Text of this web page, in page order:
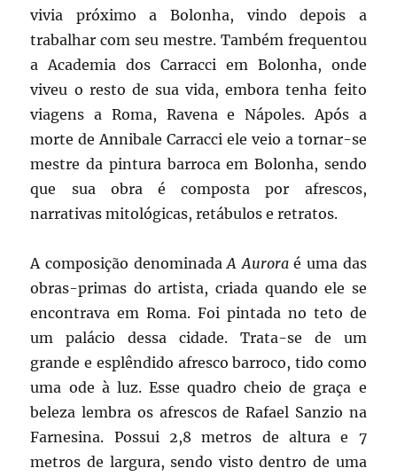
vivia próximo a Bolonha, vindo depois a
trabalhar com seu mestre. Também frequentou
a Academia dos Carracci em Bolonha, onde
viveu o resto de sua vida, embora tenha feito
viagens a Roma, Ravena e Nápoles. Após a
morte de Annibale Carracci ele veio a tornar-se
mestre da pintura barroca em Bolonha, sendo
que sua obra é composta por afrescos,
narrativas mitológicas, retábulos e retratos.
A composição denominadaA Auroraé uma das
obras-primas do artista, criada quando ele se
encontrava em Roma. Foi pintada no teto de
um palácio dessa cidade. Trata-se de um
grande e esplêndido afresco barroco, tido como
uma ode à luz. Esse quadro cheio de graça e
beleza lembra os afrescos de Rafael Sanzio na
Farnesina. Possui 2,8 metros de altura e 7
metros de largura, sendo visto dentro de uma